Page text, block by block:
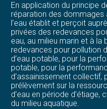
En application du principe
réparation des dommages
l’eau établit et perçoit
privées des redevances
eau, au milieu marin et à la
redevances pour pollution
d’eau potable, pour la
potable, pour la
d’assainissement collectif,
prélèvement sur la
d’eau en période
du milieu aquatique.